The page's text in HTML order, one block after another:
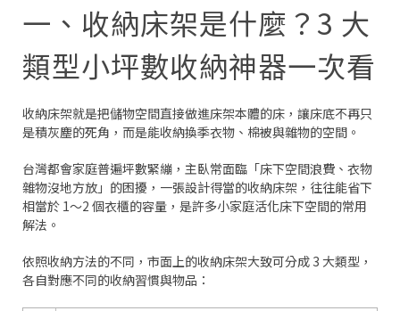
一、收納床架是什麼？3 大
類型小坪數收納神器一次看
收納床架就是把儲物空間直接做進床架本體的床，讓床底不再只
是積灰塵的死角，而是能收納換季衣物、棉被與雜物的空間。
台灣都會家庭普遍坪數緊繃，主臥常面臨「床下空間浪費、衣物
雜物沒地方放」的困擾，一張設計得當的收納床架，往往能省下
相當於 1～2 個衣櫃的容量，是許多小家庭活化床下空間的常用
解法。
依照收納方法的不同，市面上的收納床架大致可分成 3 大類型，
各自對應不同的收納習慣與物品：